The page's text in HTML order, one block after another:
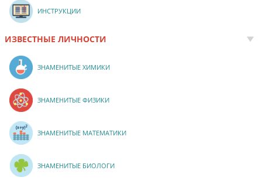
ИНСТРУКЦИИ
ИЗВЕСТНЫЕ ЛИЧНОСТИ
ЗНАМЕНИТЫЕ ХИМИКИ
ЗНАМЕНИТЫЕ ФИЗИКИ
ЗНАМЕНИТЫЕ МАТЕМАТИКИ
ЗНАМЕНИТЫЕ БИОЛОГИ